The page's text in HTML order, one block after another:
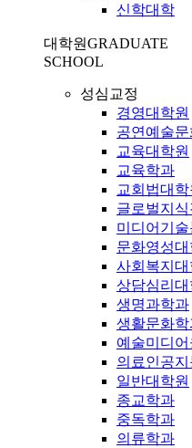
신학대학
대학원GRADUATE
SCHOOL
성심교정
경영대학원
공연예술
교육대학원
교육학과
교회법대학
글로벌지
미디어기
문화영성대
사회복지대
상담심리대
생명과학과
생활문화학
예술미디
의료인공
일반대학원
종교학과
중독학과
의류학과